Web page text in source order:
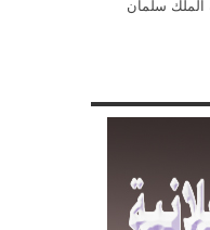
الملك سلمان